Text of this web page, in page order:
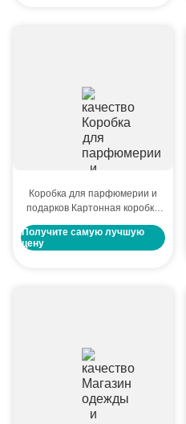
Коробка для парфюмерии и
подарков Картонная коробка
Получите самую лучшую
цену